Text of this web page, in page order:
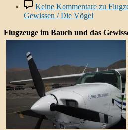
Keine Kommentare zu
Gewissen / Die Vögel
Flugzeuge im Bauch und das